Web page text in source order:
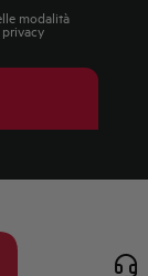
modalità
privacy